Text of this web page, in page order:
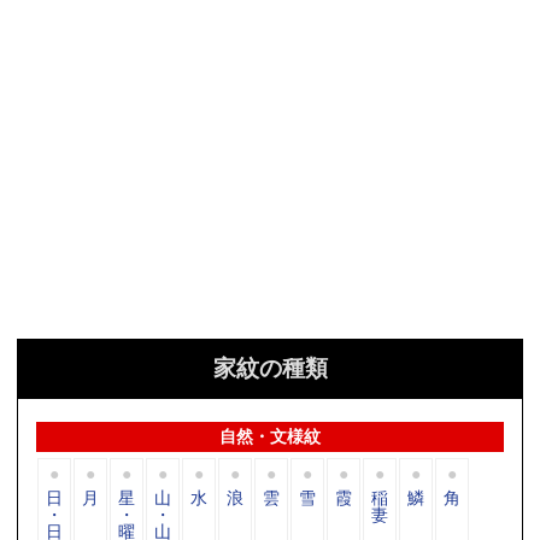
家紋の種類
自然・文様紋
日
・
日
月 星
・
曜
山
・
山
水 浪 雲 雪 霞 稲
妻
鱗 角